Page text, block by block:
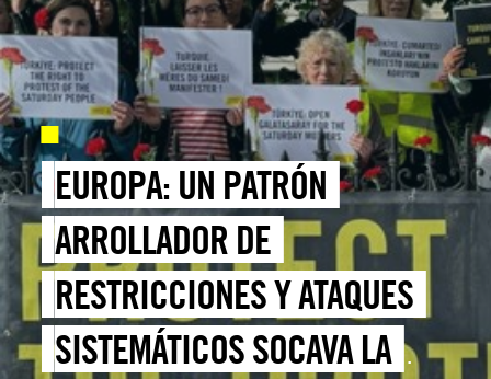
EUROPA: UN PATRÓN
ARROLLADOR DE
RESTRICCIONES Y ATAQUES
SISTEMÁTICOS SOCAVA LA